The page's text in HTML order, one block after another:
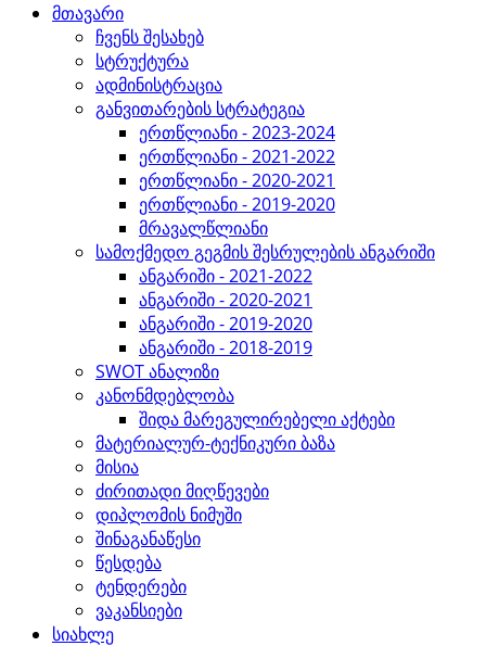
მთავარი
ჩვენს შესახებ
სტრუქტურა
ადმინისტრაცია
განვითარების სტრატეგია
ერთწლიანი - 2023-2024
ერთწლიანი - 2021-2022
ერთწლიანი - 2020-2021
ერთწლიანი - 2019-2020
მრავალწლიანი
სამოქმედო გეგმის შესრულების ანგარიში
ანგარიში - 2021-2022
ანგარიში - 2020-2021
ანგარიში - 2019-2020
ანგარიში - 2018-2019
SWOT ანალიზი
კანონმდებლობა
შიდა მარეგულირებელი აქტები
მატერიალურ-ტექნიკური ბაზა
მისია
ძირითადი მიღწევები
დიპლომის ნიმუში
შინაგანაწესი
წესდება
ტენდერები
ვაკანსიები
სიახლე